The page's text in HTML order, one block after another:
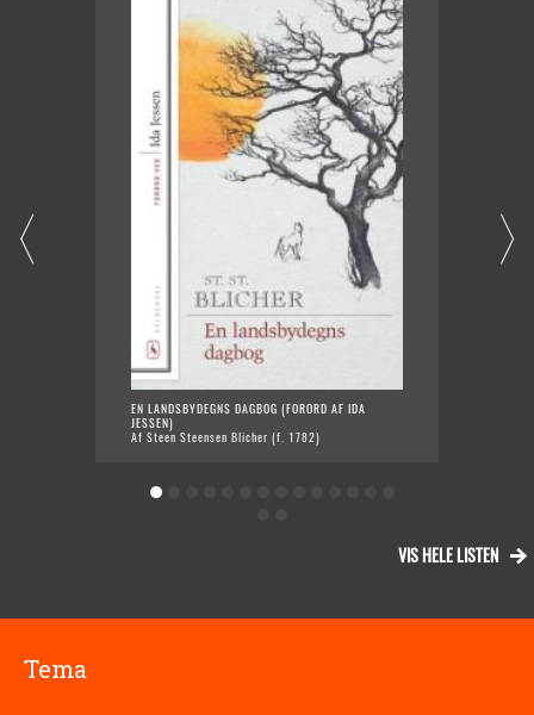
EN LANDSBYDEGNS DAGBOG (FORORD AF IDA
JESSEN)
Af Steen Steensen Blicher (f. 1782)
VIS HELE LISTEN
Tema